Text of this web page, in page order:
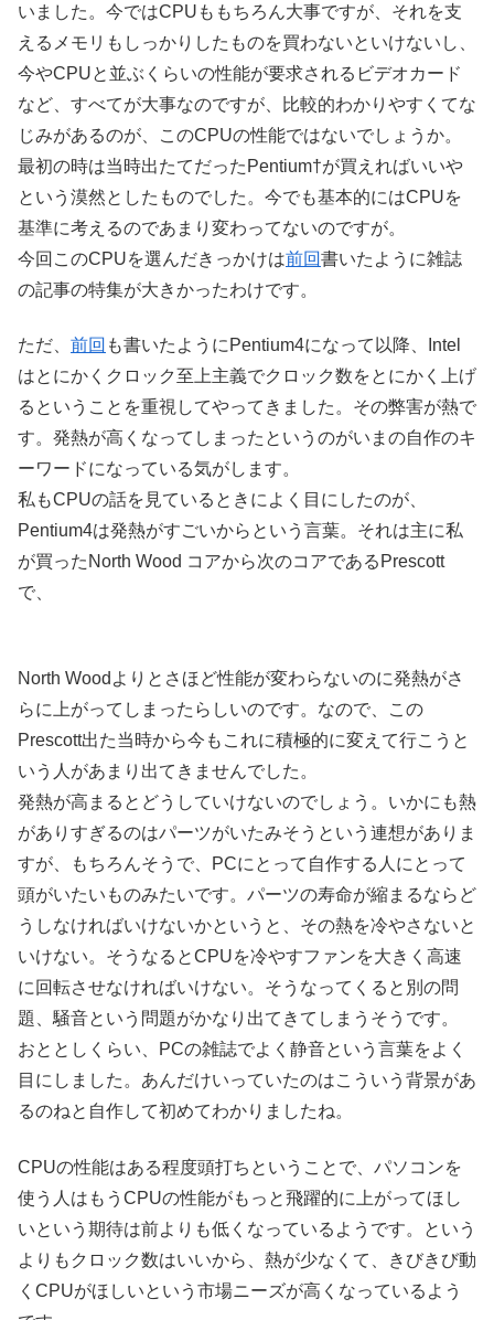
いました。今ではCPUももちろん大事ですが、それを支
えるメモリもしっかりしたものを買わないといけないし、
今やCPUと並ぶくらいの性能が要求されるビデオカード
など、すべてが大事なのですが、比較的わかりやすくてな
じみがあるのが、このCPUの性能ではないでしょうか。
最初の時は当時出たてだったPentium†が買えればいいや
という漠然としたものでした。今でも基本的にはCPUを
基準に考えるのであまり変わってないのですが。
今回このCPUを選んだきっかけは前回書いたように雑誌
の記事の特集が大きかったわけです。
ただ、 前回 も書いたようにPentium4になって以降、Intel
はとにかくクロック至上主義でクロック数をとにかく上げ
るということを重視してやってきました。その弊害が熱で
す。発熱が高くなってしまったというのがいまの自作のキ
ーワードになっている気がします。
私もCPUの話を見ているときによく目にしたのが、
Pentium4は発熱がすごいからという言葉。それは主に私
が買ったNorth Wood コアから次のコアであるPrescott
で、
North Woodよりとさほど性能が変わらないのに発熱がさ
らに上がってしまったらしいのです。なので、この
Prescott出た当時から今もこれに積極的に変えて行こうと
いう人があまり出てきませんでした。
発熱が高まるとどうしていけないのでしょう。いかにも熱
がありすぎるのはパーツがいたみそうという連想がありま
すが、もちろんそうで、PCにとって自作する人にとって
頭がいたいものみたいです。パーツの寿命が縮まるならど
うしなければいけないかというと、その熱を冷やさないと
いけない。そうなるとCPUを冷やすファンを大きく高速
に回転させなければいけない。そうなってくると別の問
題、騒音という問題がかなり出てきてしまうそうです。
おととしくらい、PCの雑誌でよく静音という言葉をよく
目にしました。あんだけいっていたのはこういう背景があ
るのねと自作して初めてわかりましたね。
CPUの性能はある程度頭打ちということで、パソコンを
使う人はもうCPUの性能がもっと飛躍的に上がってほし
いという期待は前よりも低くなっているようです。という
よりもクロック数はいいから、熱が少なくて、きびきび動
くCPUがほしいという市場ニーズが高くなっているよう